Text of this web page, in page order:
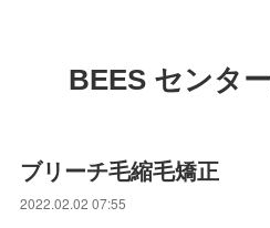
BEES センタ
ブリーチ毛縮毛矯正
2022.02.02 07:55